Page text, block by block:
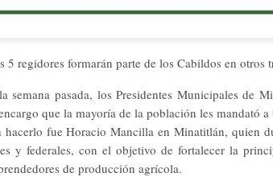
5 regidores formarán parte de los Cabildos en otros
semana pasada, los Presidentes Municipales de
que la mayoría de la población les mandató
fue Horacio Mancilla en Minatitlán, quien
y federales, con el objetivo de fortalecer la
de producción agrícola.